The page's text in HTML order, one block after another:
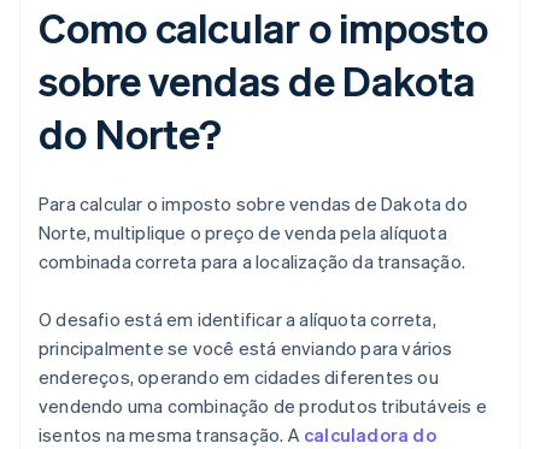
Como calcular o imposto
sobre vendas de Dakota
do Norte?
Para calcular o imposto sobre vendas de Dakota do
Norte, multiplique o preço de venda pela alíquota
combinada correta para a localização da transação.
O desafio está em identificar a alíquota correta,
principalmente se você está enviando para vários
endereços, operando em cidades diferentes ou
vendendo uma combinação de produtos tributáveis e
isentos na mesma transação. A calculadora do